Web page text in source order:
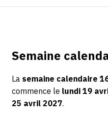
Semaine
La semaine calendaire
commence le lundi 19
25 avril 2027.